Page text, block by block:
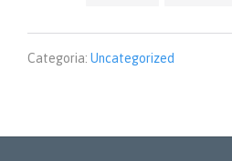
Categoria: Uncategorized